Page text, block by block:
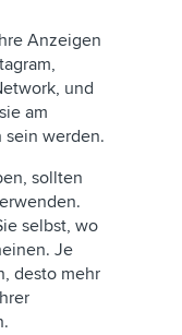
Anzeigen
und
am
werden.
sollten
selbst, wo
Je
desto mehr